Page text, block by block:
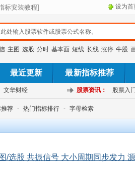
设为首
主图 选股 分时 基本面 短线 长线 涨停 牛股
最近更新 最新指标推荐
文华财经 股票资讯： 股票入
荐 - 热门指标排行 - 字母检索
/选股 共振信号 大小周期同步发力